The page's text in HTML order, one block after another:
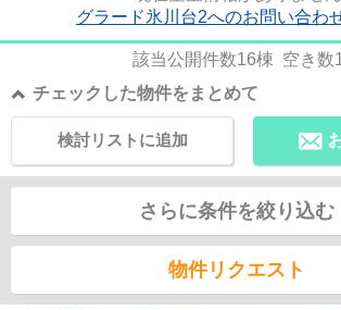
グラード氷川台2へのお問い合わ
該当公開件数16棟 空き数
チェックした物件をまとめて
検討リストに追加
さらに条件を絞り込む
物件リクエスト